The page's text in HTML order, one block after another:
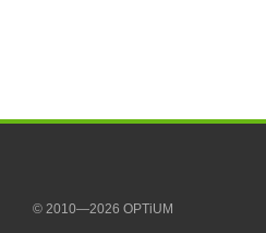
© 2010—2026 OPTiUM